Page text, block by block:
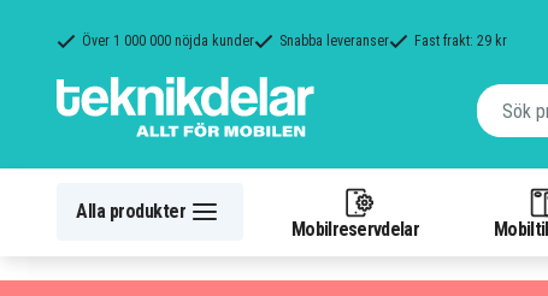
Över 1 000 000 nöjda kunder Snabba leveranser Fast frakt: 29 kr
Alla produkter
Mobilreservdelar